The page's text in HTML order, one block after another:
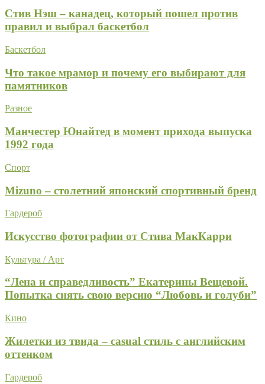
Стив Нэш – канадец, который пошел против
правил и выбрал баскетбол
Баскетбол
Что такое мрамор и почему его выбирают для
памятников
Разное
Манчестер Юнайтед в момент прихода выпуска
1992 года
Спорт
Mizuno – столетний японский спортивный бренд
Гардероб
Искусство фотографии от Стива МакКарри
Культура / Арт
“Лена и справедливость” Екатерины Вещевой.
Попытка снять свою версию “Любовь и голуби”
Кино
Жилетки из твида – casual стиль с английским
оттенком
Гардероб